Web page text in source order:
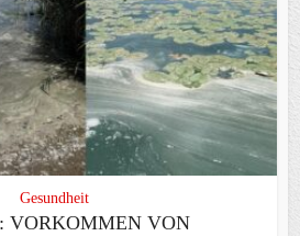
Gesundheit
VORKOMMEN VON